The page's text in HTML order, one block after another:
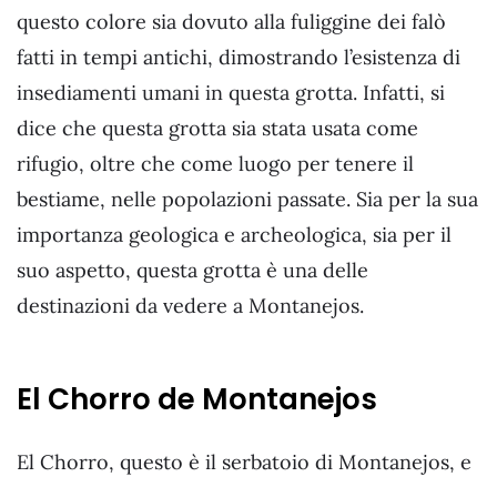
questo colore sia dovuto alla fuliggine dei falò
fatti in tempi antichi, dimostrando l’esistenza di
insediamenti umani in questa grotta. Infatti, si
dice che questa grotta sia stata usata come
rifugio, oltre che come luogo per tenere il
bestiame, nelle popolazioni passate. Sia per la sua
importanza geologica e archeologica, sia per il
suo aspetto, questa grotta è una delle
destinazioni da vedere a Montanejos.
El Chorro de Montanejos
El Chorro, questo è il serbatoio di Montanejos, e